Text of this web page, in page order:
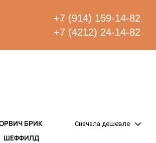
+7 (914) 159-14-82
+7 (4212) 24-14-82
БРИК
ШЕФФИЛД
Сначала дешевле